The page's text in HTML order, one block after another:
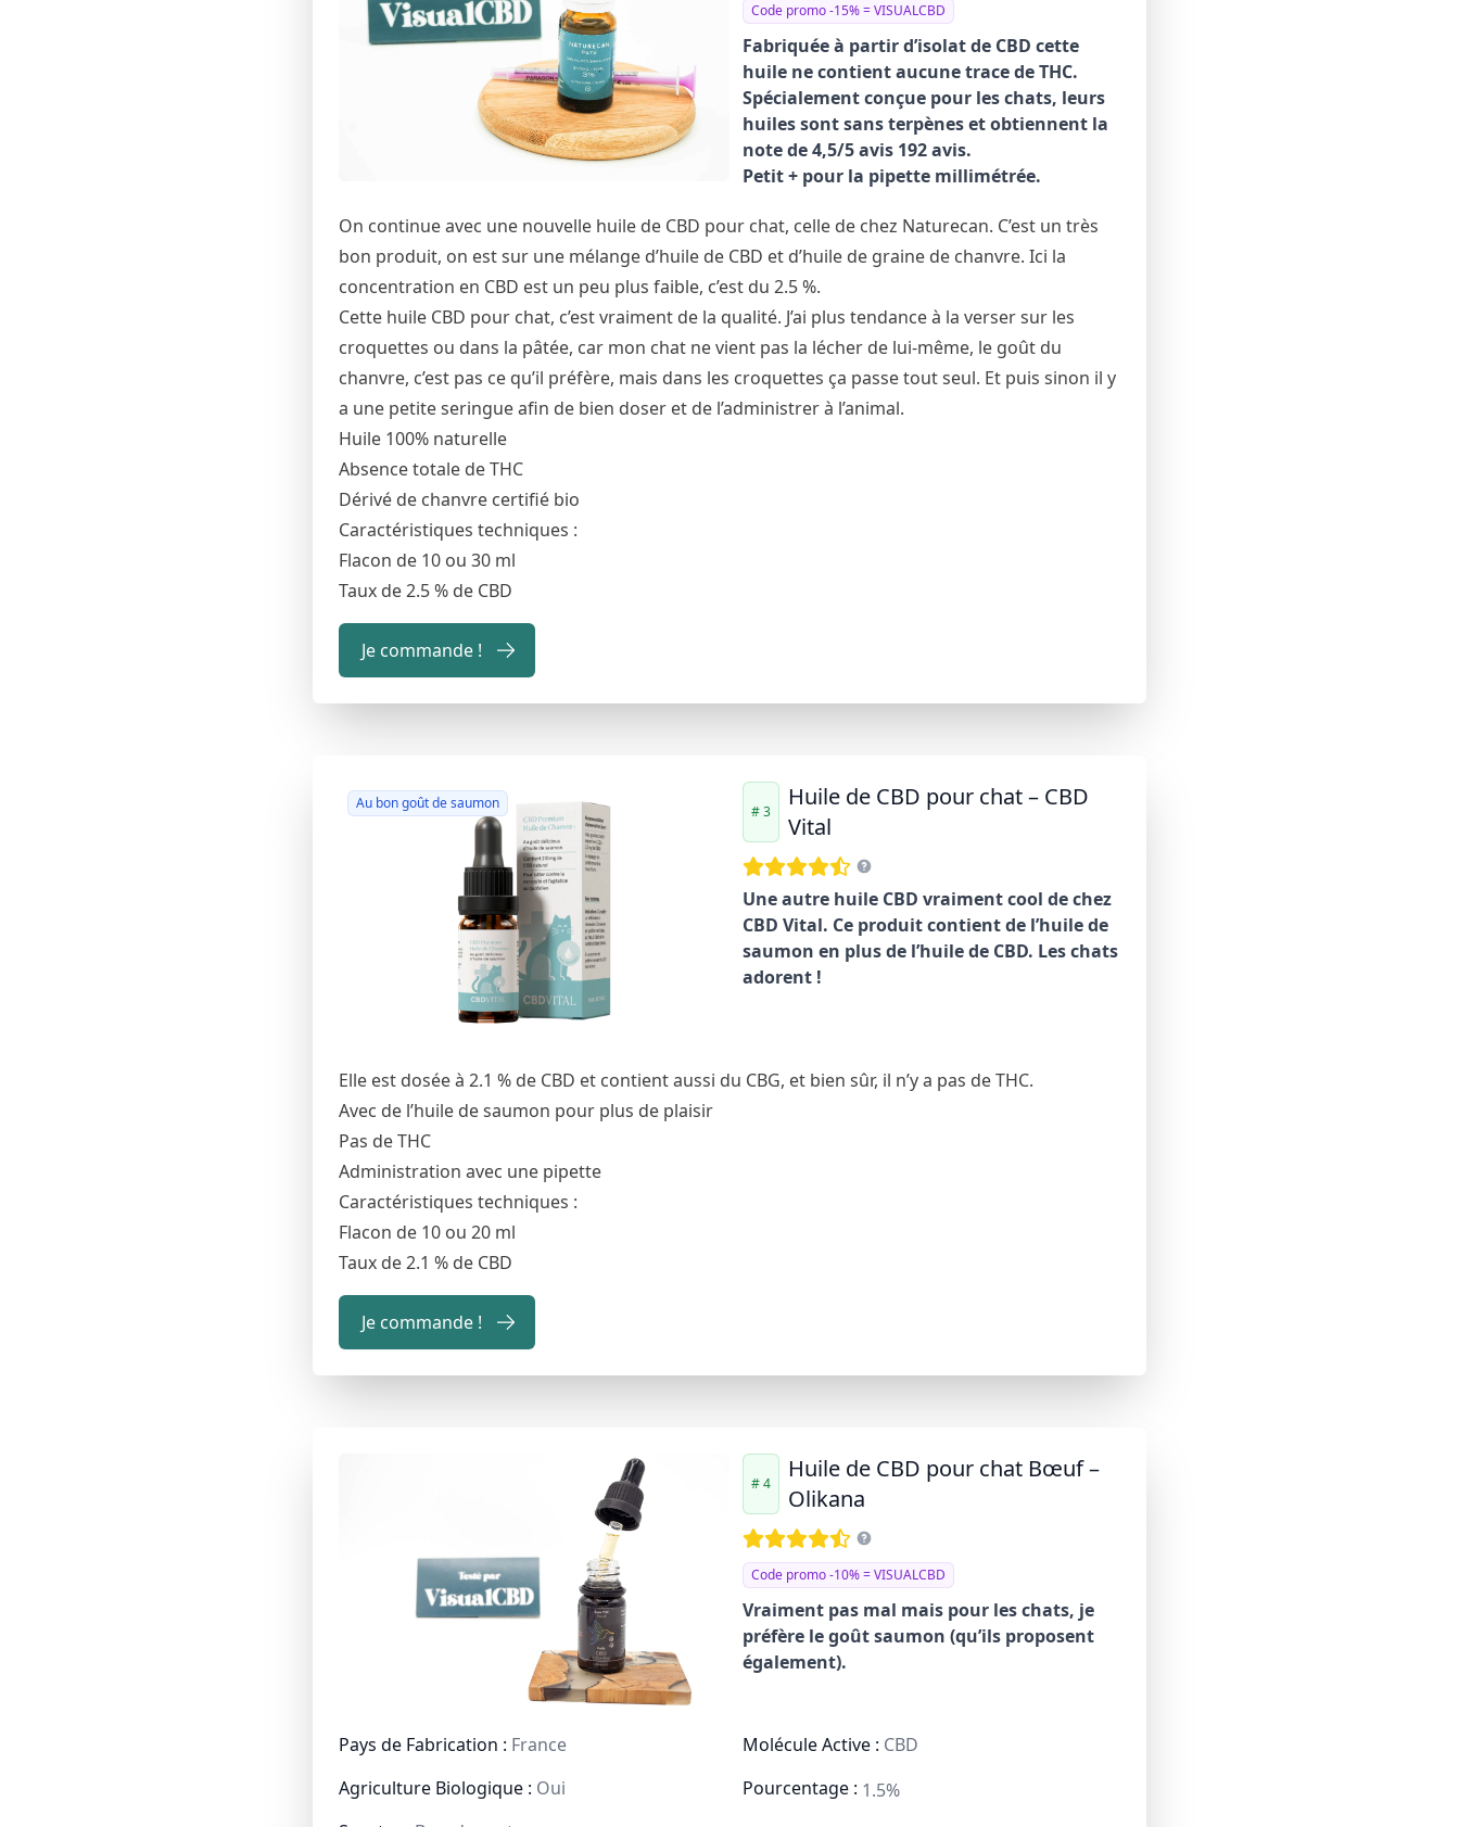
Code promo -15% = VISUALCBD
Fabriquée à partir d’isolat de CBD cette
huile ne contient aucune trace de THC.
Spécialement conçue pour les chats, leurs
huiles sont sans terpènes et obtiennent la
note de 4,5/5 avis 192 avis.
Petit + pour la pipette millimétrée.
On continue avec une nouvelle huile de CBD pour chat, celle de chez Naturecan. C’est un très
bon produit, on est sur une mélange d’huile de CBD et d’huile de graine de chanvre. Ici la
concentration en CBD est un peu plus faible, c’est du 2.5 %.
Cette huile CBD pour chat, c’est vraiment de la qualité. J’ai plus tendance à la verser sur les
croquettes ou dans la pâtée, car mon chat ne vient pas la lécher de lui-même, le goût du
chanvre, c’est pas ce qu’il préfère, mais dans les croquettes ça passe tout seul. Et puis sinon il y
a une petite seringue afin de bien doser et de l’administrer à l’animal.
Huile 100% naturelle
Absence totale de THC
Dérivé de chanvre certifié bio
Caractéristiques techniques :
Flacon de 10 ou 30 ml
Taux de 2.5 % de CBD
Je commande !
Au bon goût de saumon # 3
Huile de CBD pour chat – CBD
Vital
Une autre huile CBD vraiment cool de chez
CBD Vital. Ce produit contient de l’huile de
saumon en plus de l’huile de CBD. Les chats
adorent !
Elle est dosée à 2.1 % de CBD et contient aussi du CBG, et bien sûr, il n’y a pas de THC.
Avec de l’huile de saumon pour plus de plaisir
Pas de THC
Administration avec une pipette
Caractéristiques techniques :
Flacon de 10 ou 20 ml
Taux de 2.1 % de CBD
Je commande !
# 4
Huile de CBD pour chat Bœuf –
Olikana
Code promo -10% = VISUALCBD
Vraiment pas mal mais pour les chats, je
préfère le goût saumon (qu’ils proposent
également).
Pays de Fabrication : France
Agriculture Biologique : Oui
Molécule Active : CBD
Pourcentage : 1.5%